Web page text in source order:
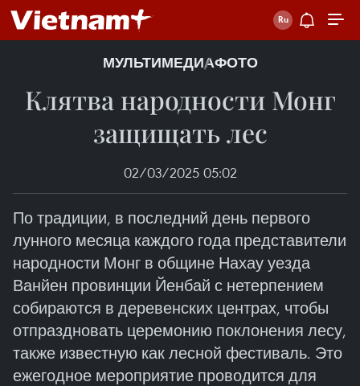
МУЛЬТИМЕДИАФОТО
Клятва народности Монг
защищать лес
02/03/2025 05:02
По традиции, в последний день первого
лунного месяца каждого года представители
народности Монг в общине Нахау уезда
Ванйен провинции Йенбай с нетерпением
собираются в деревенских центрах, чтобы
отпраздновать церемонию поклонения лесу,
также известную как лесной фестиваль. Это
ежегодное мероприятие проводится для